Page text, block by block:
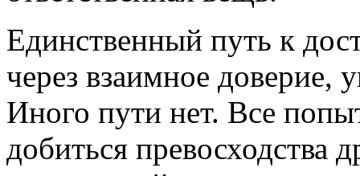
Единственный путь к
через взаимное доверие,
Иного пути нет. Все
добиться превосходства